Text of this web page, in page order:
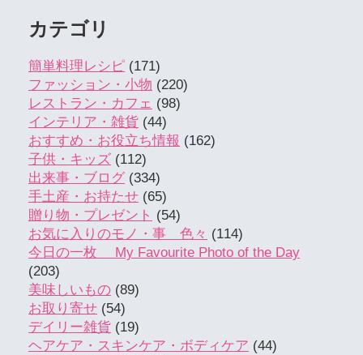
カテゴリ
簡単料理レシピ (171)
ファッション・小物 (220)
レストラン・カフェ (98)
インテリア・雑貨 (44)
おすすめ・お役立ち情報 (162)
子供・キッズ (112)
出来事・ブログ (334)
手土産・お持たせ (65)
贈り物・プレゼント (54)
お気に入りのモノ・事 色々 (114)
今日の一枚 My Favourite Photo of the Day
(203)
美味しいもの (89)
お取り寄せ (54)
デイリー雑貨 (19)
ヘアケア・スキンケア・ボディケア (44)